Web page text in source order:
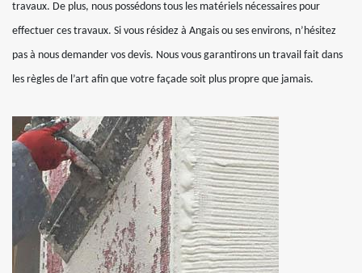
travaux. De plus, nous possédons tous les matériels nécessaires pour
effectuer ces travaux. Si vous résidez à Angais ou ses environs, n’hésitez
pas à nous demander vos devis. Nous vous garantirons un travail fait dans
les règles de l’art afin que votre façade soit plus propre que jamais.